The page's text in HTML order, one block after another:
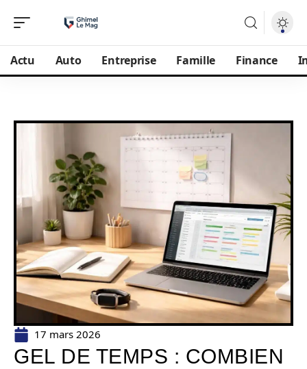
Actu Auto Entreprise Famille Finance
17 mars 2026
GEL DE TEMPS : COMBIEN